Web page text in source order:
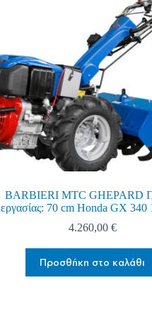
BARBIERI MTC GHEPARD
εργασίας: 70 cm Honda GX 340
4.260,00 €
Προσθήκη στο καλάθι